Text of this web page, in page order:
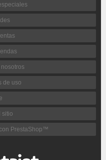
de uso
sitio
PrestaShop™